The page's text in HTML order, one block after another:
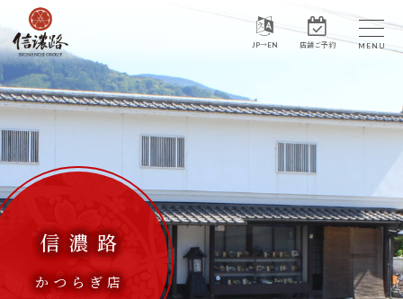
JP→EN 店舗ご予約
信濃路
かつらぎ店